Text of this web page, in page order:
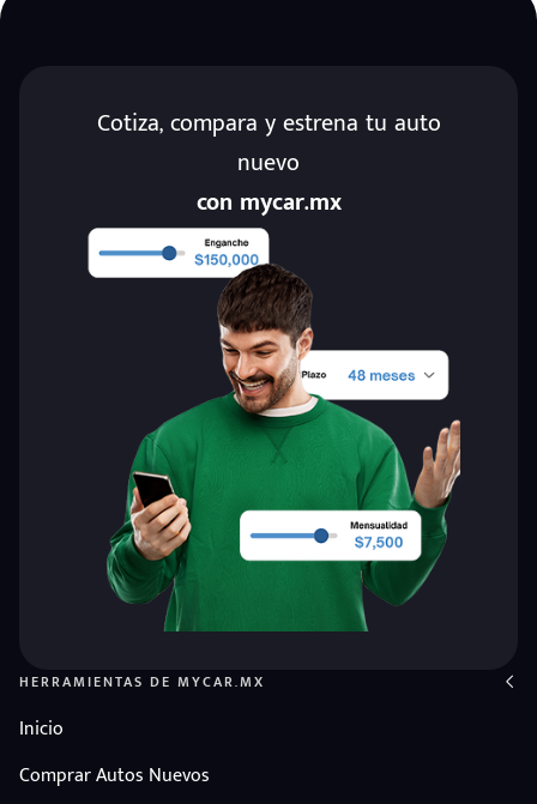
Cotiza, compara y estrena tu auto
nuevo
con mycar.mx
HERRAMIENTAS DE MYCAR.MX
Inicio
Comprar Autos Nuevos